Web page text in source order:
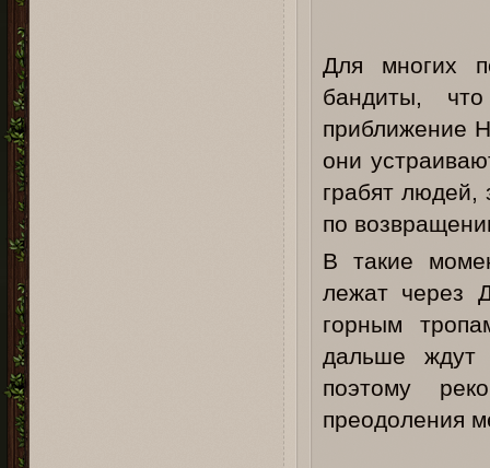
Для многих
бандиты,
приближение
они
грабят людей,
по
В такие
лежат через
горным
дальше ждут
поэтому
преодоления